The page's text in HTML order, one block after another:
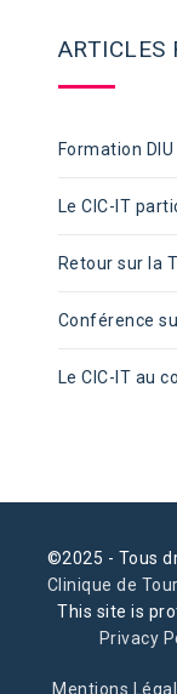
ARTICLES
Formation
Le CIC-IT
Retour sur la
Conférence
Le CIC-IT au
©2025 - Tous
Clinique de
This site is
Privacy
Mentions